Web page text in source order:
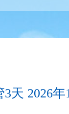
天 2026